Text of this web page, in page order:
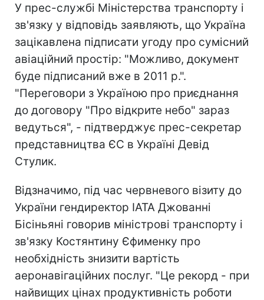
У прес-службі Міністерства транспорту і
зв'язку у відповідь заявляють, що Україна
зацікавлена підписати угоду про сумісний
авіаційний простір: "Можливо, документ
буде підписаний вже в 2011 р.".
"Переговори з Україною про приєднання
до договору "Про відкрите небо" зараз
ведуться", - підтверджує прес-секретар
представництва ЄС в Україні Девід
Стулик.
Відзначимо, під час червневого візиту до
України гендиректор IATA Джованні
Бісіньяні говорив міністрові транспорту і
зв'язку Костянтину Єфименку про
необхідність знизити вартість
аеронавігаційних послуг. "Це рекорд - при
найвищих цінах продуктивність роботи